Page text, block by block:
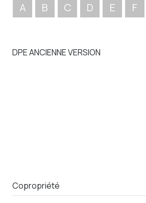
A B C D E F
DPE ANCIENNE VERSION
Copropriété